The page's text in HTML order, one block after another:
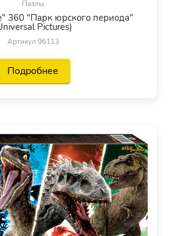
Пазлы
360 "Парк юрского периода"
Pictures)
Артикул 96113
Подробнее